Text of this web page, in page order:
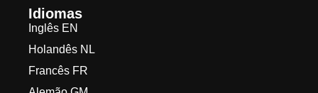
Idiomas
Inglês EN
Holandês NL
Francês FR